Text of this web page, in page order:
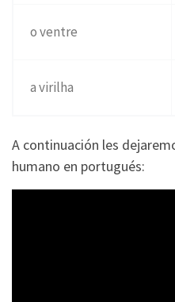
o ventre
a virilha
A continuación les
humano en portugués: